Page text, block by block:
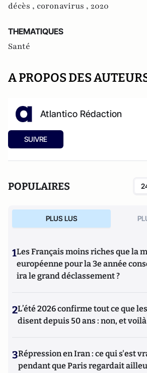
décès , coronavirus , 2020
THEMATIQUES
Santé
A PROPOS DES
Atlantico Rédaction
SUIVRE
POPULAIRES
PLUS LUS
1Les Français moins riches que la
européenne pour la 3e année
ira le grand déclassement ?
2L’été 2026 confirme tout ce que
disent depuis 50 ans : non, et
3Répression en Iran : ce qui s'est
pendant que Paris regardait